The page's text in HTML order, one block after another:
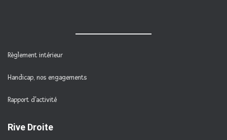
Règlement intérieur
Handicap, nos engagements
Rapport d'activité
Rive Droite